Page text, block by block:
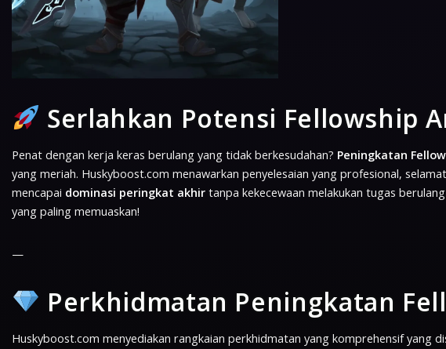
Serlahkan Potensi Fellowship
Penat dengan kerja keras berulang yang tidak berkesudahan? Peningkatan
yang meriah. Huskyboost.com menawarkan penyelesaian yang profesional,
mencapai dominasi peringkat akhir tanpa kekecewaan melakukan tugas
yang paling memuaskan!
—
Perkhidmatan Peningkatan
Huskyboost.com menyediakan rangkaian perkhidmatan yang komprehensif yang